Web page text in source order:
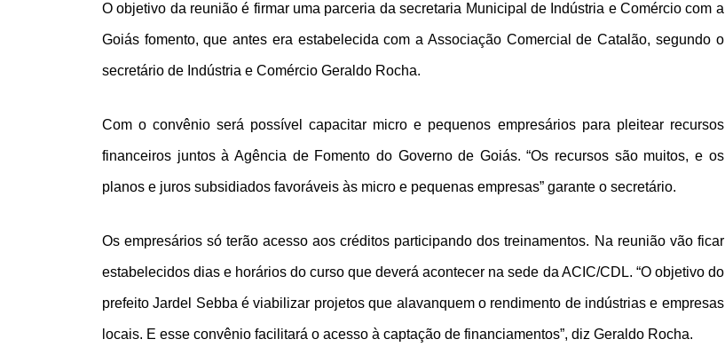
O objetivo da reunião é firmar uma parceria da secretaria Municipal de Indústria e Comércio com a
Goiás fomento, que antes era estabelecida com a Associação Comercial de Catalão, segundo o
secretário de Indústria e Comércio Geraldo Rocha.
Com o convênio será possível capacitar micro e pequenos empresários para pleitear recursos
financeiros juntos à Agência de Fomento do Governo de Goiás. “Os recursos são muitos, e os
planos e juros subsidiados favoráveis às micro e pequenas empresas” garante o secretário.
Os empresários só terão acesso aos créditos participando dos treinamentos. Na reunião vão ficar
estabelecidos dias e horários do curso que deverá acontecer na sede da ACIC/CDL. “O objetivo do
prefeito Jardel Sebba é viabilizar projetos que alavanquem o rendimento de indústrias e empresas
locais. E esse convênio facilitará o acesso à captação de financiamentos”, diz Geraldo Rocha.